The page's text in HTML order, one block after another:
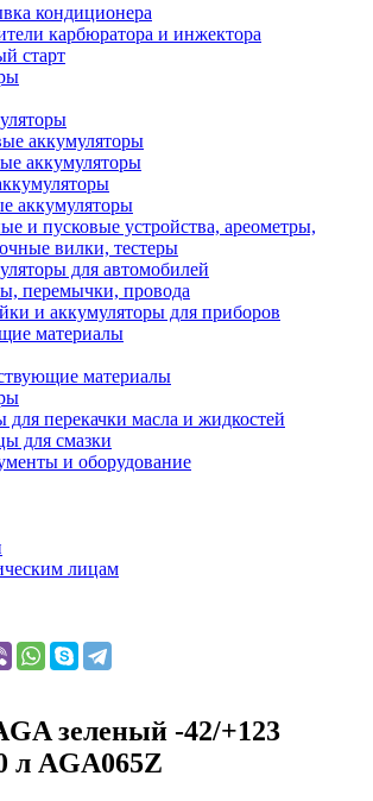
кондиционера
карбюратора и инжектора
старт
аккумуляторы
аккумуляторы
аккумуляторы
и пусковые устройства, ареометры,
вилки, тестеры
для автомобилей
перемычки, провода
и аккумуляторы для приборов
материалы
материалы
для перекачки масла и жидкостей
для смазки
и оборудование
лицам
зеленый -42/+123
л AGA065Z